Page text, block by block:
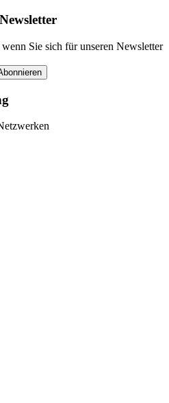
Sie sich für unseren Newsletter